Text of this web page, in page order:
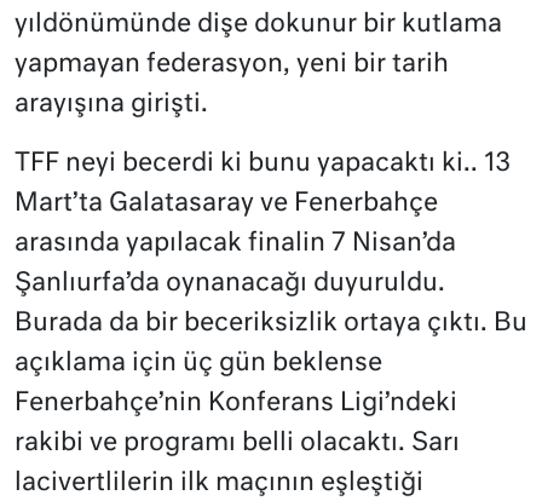
yıldönümünde dişe dokunur bir kutlama
yapmayan federasyon, yeni bir tarih
arayışına girişti.
TFF neyi becerdi ki bunu yapacaktı ki.. 13
Mart’ta Galatasaray ve Fenerbahçe
arasında yapılacak finalin 7 Nisan’da
Şanlıurfa’da oynanacağı duyuruldu.
Burada da bir beceriksizlik ortaya çıktı. Bu
açıklama için üç gün beklense
Fenerbahçe’nin Konferans Ligi’ndeki
rakibi ve programı belli olacaktı. Sarı
lacivertlilerin ilk maçının eşleştiği